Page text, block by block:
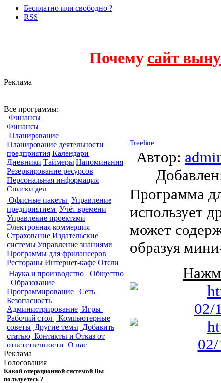
Бесплатно или свободно ?
RSS
Почему сайт
Реклама
Все программы:
Финансы
Финансы
Планирование
Планирование деятельности
предприятия Календари
Дневники Таймеры Напоминания
Резервирование ресурсов
Персональная информация
Списки дел
Офисные пакеты Управление
предприятием Учёт времени
Управление проектами
Электронная коммерция
Страхование Издательские
системы Управление знаниями
Программы для фрилансеров
Рестораны Интернет-кафе Отели
Наука и производство
Общество
Образование
Программирование
Сеть
Безопасность
Администрирование Игры
Рабочий стол
Компьютерные
советы Другие темы Добавить
статью Контакты и Отказ от
ответственности О нас
Реклама
Голосования
Какой операционной системой Вы
пользуетесь ?
Treeline
Автор:
Программа
использует
может
образуя